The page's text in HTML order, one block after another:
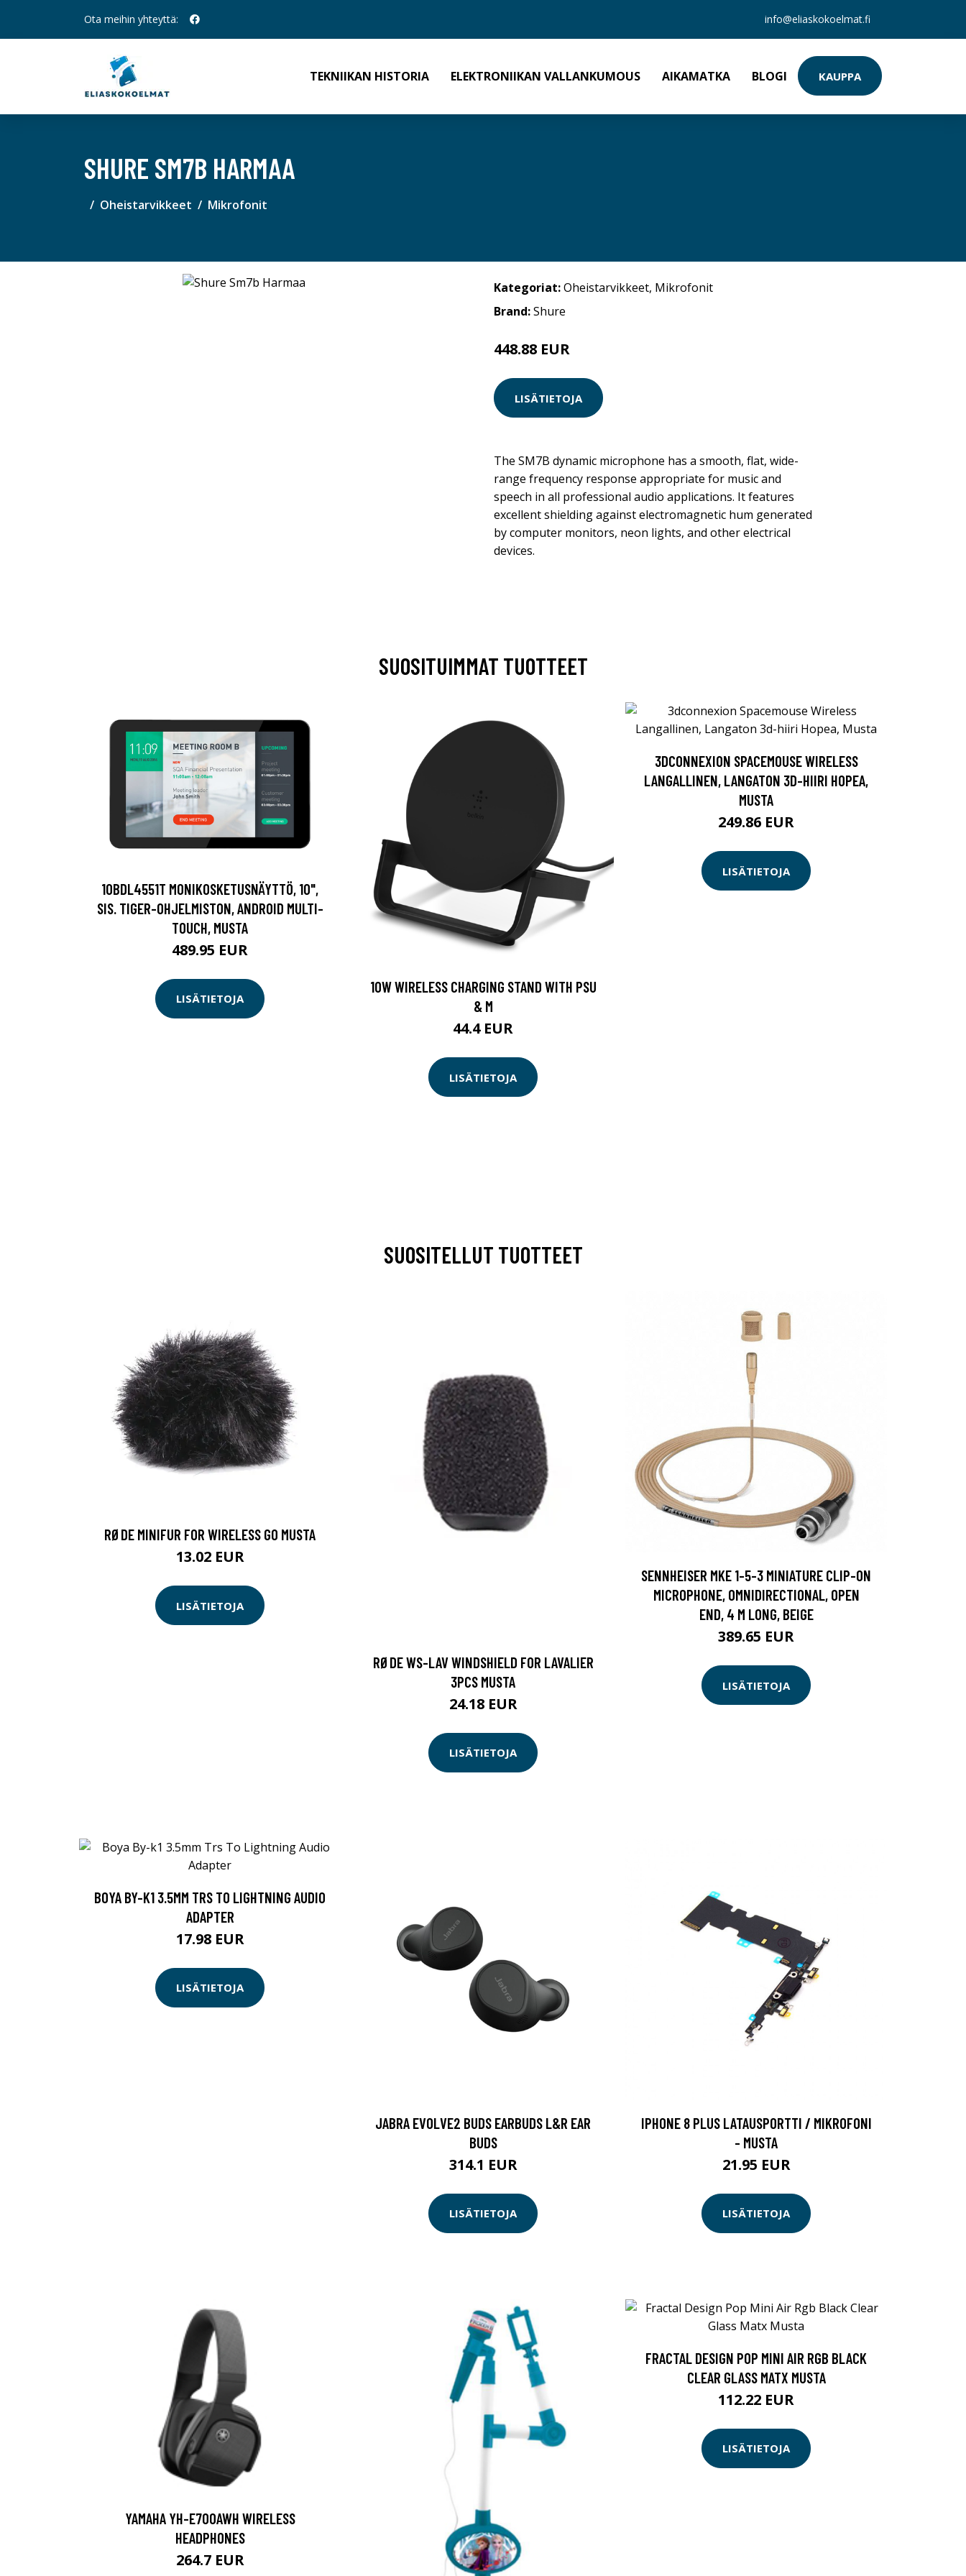
Ota meihin yhteyttä: info@eliaskokoelmat.fi
TEKNIIKAN HISTORIA ELEKTRONIIKAN VALLANKUMOUS AIKAMATKA BLOGI KAUPPA
SHURE SM7B HARMAA
Oheistarvikkeet Mikrofonit
Kategoriat:Oheistarvikkeet, Mikrofonit
Brand:Shure
448.88 EUR
LISÄTIETOJA
The SM7B dynamic microphone has a smooth, flat, wide-
range frequency response appropriate for music and
speech in all professional audio applications. It features
excellent shielding against electromagnetic hum generated
by computer monitors, neon lights, and other electrical
devices.
SUOSITUIMMAT TUOTTEET
10BDL4551T MONIKOSKETUSNÄYTTÖ, 10",
SIS. TIGER-OHJELMISTON, ANDROID MULTI-
TOUCH, MUSTA
489.95 EUR
LISÄTIETOJA
10W WIRELESS CHARGING STAND WITH PSU
& M
44.4 EUR
LISÄTIETOJA
3DCONNEXION SPACEMOUSE WIRELESS
LANGALLINEN, LANGATON 3D-HIIRI HOPEA,
MUSTA
249.86 EUR
LISÄTIETOJA
SUOSITELLUT TUOTTEET
RØDE MINIFUR FOR WIRELESS GO MUSTA
13.02 EUR
LISÄTIETOJA
RØDE WS-LAV WINDSHIELD FOR LAVALIER
3PCS MUSTA
24.18 EUR
LISÄTIETOJA
SENNHEISER MKE 1-5-3 MINIATURE CLIP-ON
MICROPHONE, OMNIDIRECTIONAL, OPEN
END, 4 M LONG, BEIGE
389.65 EUR
LISÄTIETOJA
BOYA BY-K1 3.5MM TRS TO LIGHTNING AUDIO
ADAPTER
17.98 EUR
LISÄTIETOJA
JABRA EVOLVE2 BUDS EARBUDS L&R EAR
BUDS
314.1 EUR
LISÄTIETOJA
IPHONE 8 PLUS LATAUSPORTTI / MIKROFONI
- MUSTA
21.95 EUR
LISÄTIETOJA
YAMAHA YH-E700AWH WIRELESS
HEADPHONES
264.7 EUR
FRACTAL DESIGN POP MINI AIR RGB BLACK
CLEAR GLASS MATX MUSTA
112.22 EUR
LISÄTIETOJA